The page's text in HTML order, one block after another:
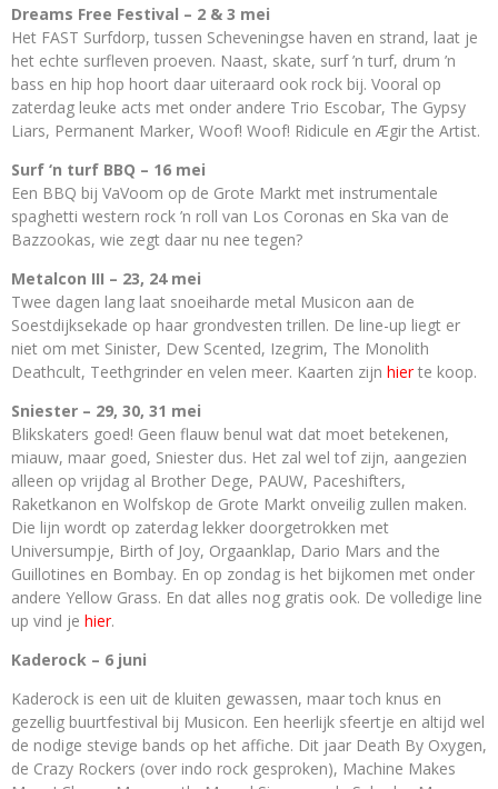
Dreams Free Festival – 2 & 3 mei
Het FAST Surfdorp, tussen Scheveningse haven en strand, laat je
het echte surfleven proeven. Naast, skate, surf ’n turf, drum ’n
bass en hip hop hoort daar uiteraard ook rock bij. Vooral op
zaterdag leuke acts met onder andere Trio Escobar, The Gypsy
Liars, Permanent Marker, Woof! Woof! Ridicule en Ægir the Artist.
Surf ‘n turf BBQ – 16 mei
Een BBQ bij VaVoom op de Grote Markt met instrumentale
spaghetti western rock ’n roll van Los Coronas en Ska van de
Bazzookas, wie zegt daar nu nee tegen?
Metalcon III – 23, 24 mei
Twee dagen lang laat snoeiharde metal Musicon aan de
Soestdijksekade op haar grondvesten trillen. De line-up liegt er
niet om met Sinister, Dew Scented, Izegrim, The Monolith
Deathcult, Teethgrinder en velen meer. Kaarten zijn hierte koop.
Sniester – 29, 30, 31 mei
Blikskaters goed! Geen flauw benul wat dat moet betekenen,
miauw, maar goed, Sniester dus. Het zal wel tof zijn, aangezien
alleen op vrijdag al Brother Dege, PAUW, Paceshifters,
Raketkanon en Wolfskop de Grote Markt onveilig zullen maken.
Die lijn wordt op zaterdag lekker doorgetrokken met
Universumpje, Birth of Joy, Orgaanklap, Dario Mars and the
Guillotines en Bombay. En op zondag is het bijkomen met onder
andere Yellow Grass. En dat alles nog gratis ook. De volledige line
up vind je hier.
Kaderock – 6 juni
Kaderock is een uit de kluiten gewassen, maar toch knus en
gezellig buurtfestival bij Musicon. Een heerlijk sfeertje en altijd wel
de nodige stevige bands op het affiche. Dit jaar Death By Oxygen,
de Crazy Rockers (over indo rock gesproken), Machine Makes